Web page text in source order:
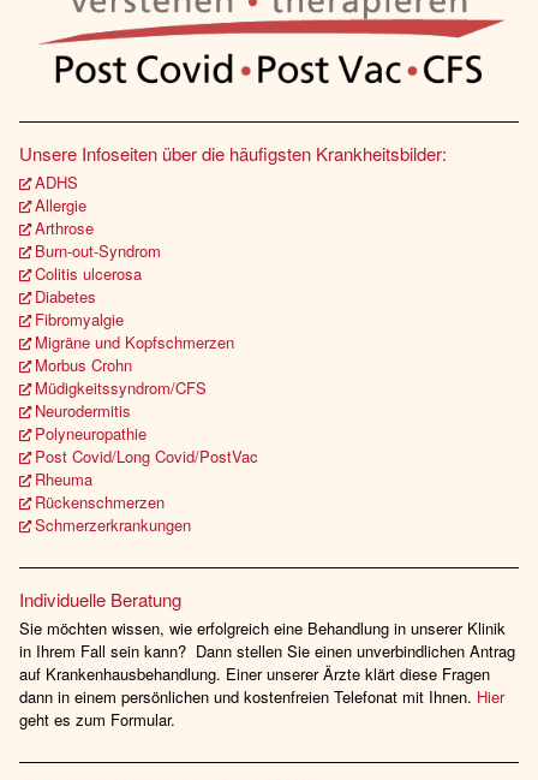
Unsere Infoseiten über die häufigsten Krankheitsbilder:
ADHS
Allergie
Arthrose
Burn-out-Syndrom
Colitis ulcerosa
Diabetes
Fibromyalgie
Migräne und Kopfschmerzen
Morbus Crohn
Müdigkeitssyndrom/CFS
Neurodermitis
Polyneuropathie
Post Covid/Long Covid/PostVac
Rheuma
Rückenschmerzen
Schmerzerkrankungen
Individuelle Beratung
Sie möchten wissen, wie erfolgreich eine Behandlung in unserer Klinik
in Ihrem Fall sein kann? Dann stellen Sie einen unverbindlichen Antrag
auf Krankenhausbehandlung. Einer unserer Ärzte klärt diese Fragen
dann in einem persönlichen und kostenfreien Telefonat mit Ihnen. Hier
geht es zum Formular.